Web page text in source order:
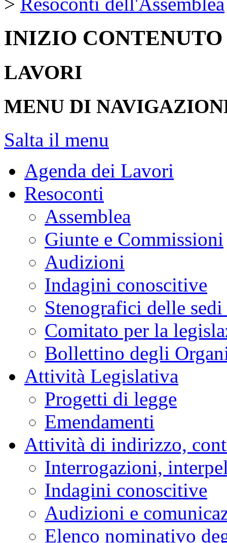
INIZIO CONTENUTO
LAVORI
MENU DI
Salta il menu
Agenda dei Lavori
Resoconti
Assemblea
Giunte e Commissioni
Audizioni
Indagini conoscitive
Stenografici delle
Comitato per la
Bollettino degli
Attività Legislativa
Progetti di legge
Emendamenti
Attività di indirizzo,
Interrogazioni,
Indagini conoscitive
Audizioni e
Elenco nominativo